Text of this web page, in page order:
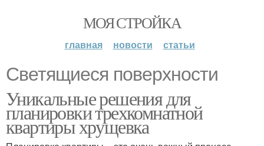
МОЯ СТРОЙКА
главная новости статьи
Светящиеся поверхности
Уникальные решения для
планировки трехкомнатной
квартиры хрущевка